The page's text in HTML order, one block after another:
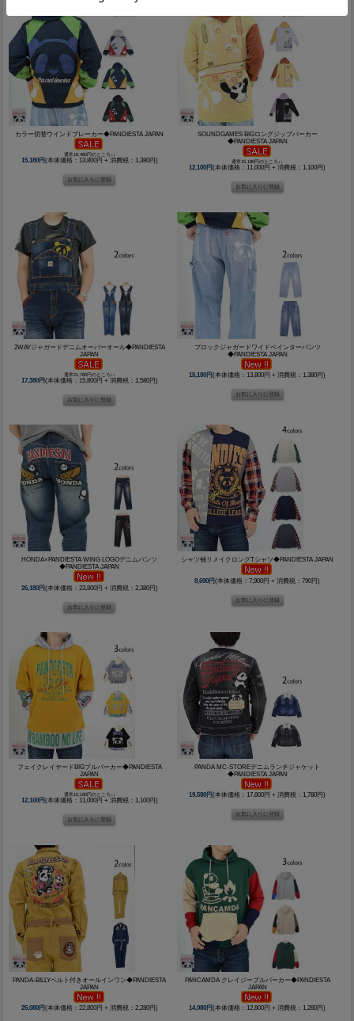
カラー切替ウインドブレーカー◆PANDIESTA JAPAN
通常18,480円のところ↓↓
15,180円(本体価格：13,800円 + 消費税：1,380円)
SOUNDGAMES BIGロングジップパーカー
◆PANDIESTA JAPAN
通常15,180円のところ↓↓
12,100円(本体価格：11,000円 + 消費税：1,100円)
2WAYジャガードデニムオーバーオール◆PANDIESTA
JAPAN
通常21,780円のところ↓↓
17,380円(本体価格：15,800円 + 消費税：1,580円)
ブロックジャガードワイドペインターパンツ
◆PANDIESTA JAPAN
15,180円(本体価格：13,800円 + 消費税：1,380円)
HONDA×PANDIESTA WING LOGOデニムパンツ
◆PANDIESTA JAPAN
26,180円(本体価格：23,800円 + 消費税：2,380円)
シャツ袖リメイクロングTシャツ◆PANDIESTA JAPAN
8,690円(本体価格：7,900円 + 消費税：790円)
フェイクレイヤードBIGプルパーカー◆PANDIESTA
JAPAN
通常15,180円のところ↓↓
12,100円(本体価格：11,000円 + 消費税：1,100円)
PANDA MC-STOREデニムランチジャケット
◆PANDIESTA JAPAN
19,580円(本体価格：17,800円 + 消費税：1,780円)
PANDA-BILLYベルト付きオールインワン◆PANDIESTA
JAPAN
25,080円(本体価格：22,800円 + 消費税：2,280円)
PANCAMDA クレイジープルパーカー◆PANDIESTA
JAPAN
14,080円(本体価格：12,800円 + 消費税：1,280円)